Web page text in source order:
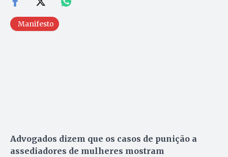
Manifesto
Advogados dizem que os casos de punição a
assediadores de mulheres mostram